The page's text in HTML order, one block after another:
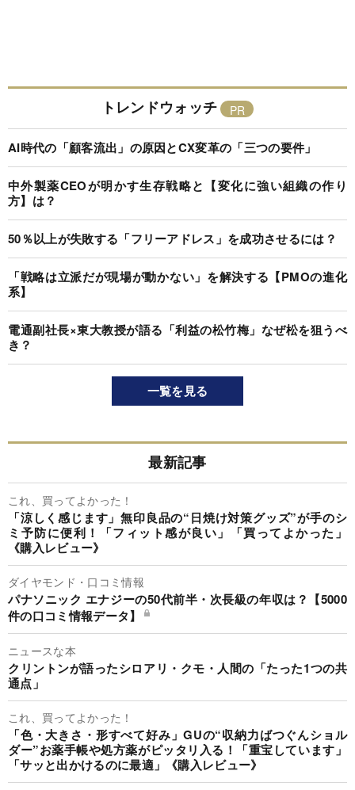
トレンドウォッチ
AI時代の「顧客流出」の原因とCX変革の「三つの要件」
中外製薬CEOが明かす生存戦略と【変化に強い組織の作り
方】は？
50％以上が失敗する「フリーアドレス」を成功させるには？
「戦略は立派だが現場が動かない」を解決する【PMOの進化
系】
電通副社長×東大教授が語る「利益の松竹梅」なぜ松を狙うべ
き？
一覧を見る
最新記事
これ、買ってよかった！
「涼しく感じます」無印良品の“日焼け対策グッズ”が手のシ
ミ予防に便利！「フィット感が良い」「買ってよかった」
《購入レビュー》
ダイヤモンド・口コミ情報
パナソニック エナジーの50代前半・次長級の年収は？【5000
件の口コミ情報データ】
ニュースな本
クリントンが語ったシロアリ・クモ・人間の「たった1つの共
通点」
これ、買ってよかった！
「色・大きさ・形すべて好み」GUの“収納力ばつぐんショル
ダー”お薬手帳や処方薬がピッタリ入る！「重宝しています」
「サッと出かけるのに最適」《購入レビュー》